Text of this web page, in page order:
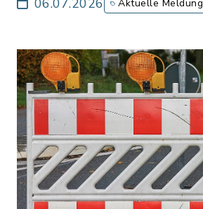
06.07.2026 Aktuelle Meldung